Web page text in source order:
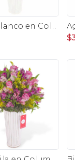
Ángel Blanco en Columna - Rosas ecuatorianas blancas y mix de Astromelias